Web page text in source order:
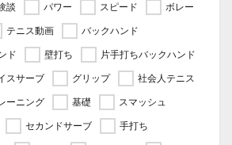
談 パワー スピード
ボレー
テニス動画
バックハンド
ド
壁打ち
片手打ちバックハンド
スサーブ グリップ
社会人テニス
ーニング 基礎
スマッシュ
セカンドサーブ
手打ち